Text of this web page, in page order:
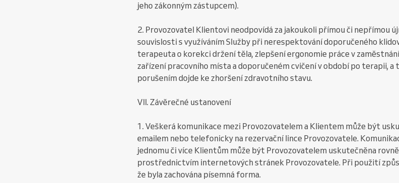
jeho zákonným zástupcem).
2. Provozovatel Klientovi neodpovídá za jakoukoli přímou či nepřímou
souvislosti s využíváním Služby při nerespektování doporučeného
terapeuta o korekci držení těla, zlepšení ergonomie práce v
zařízení pracovního místa a doporučeném cvičení v období po terapii,
porušením dojde ke zhoršení zdravotního stavu.
VII. Závěrečné ustanovení
1. Veškerá komunikace mezi Provozovatelem a Klientem může být
emailem nebo telefonicky na rezervační lince Provozovatele.
jednomu či více Klientům může být Provozovatelem uskutečněna
prostřednictvím internetových stránek Provozovatele. Při použití
že byla zachována písemná forma.